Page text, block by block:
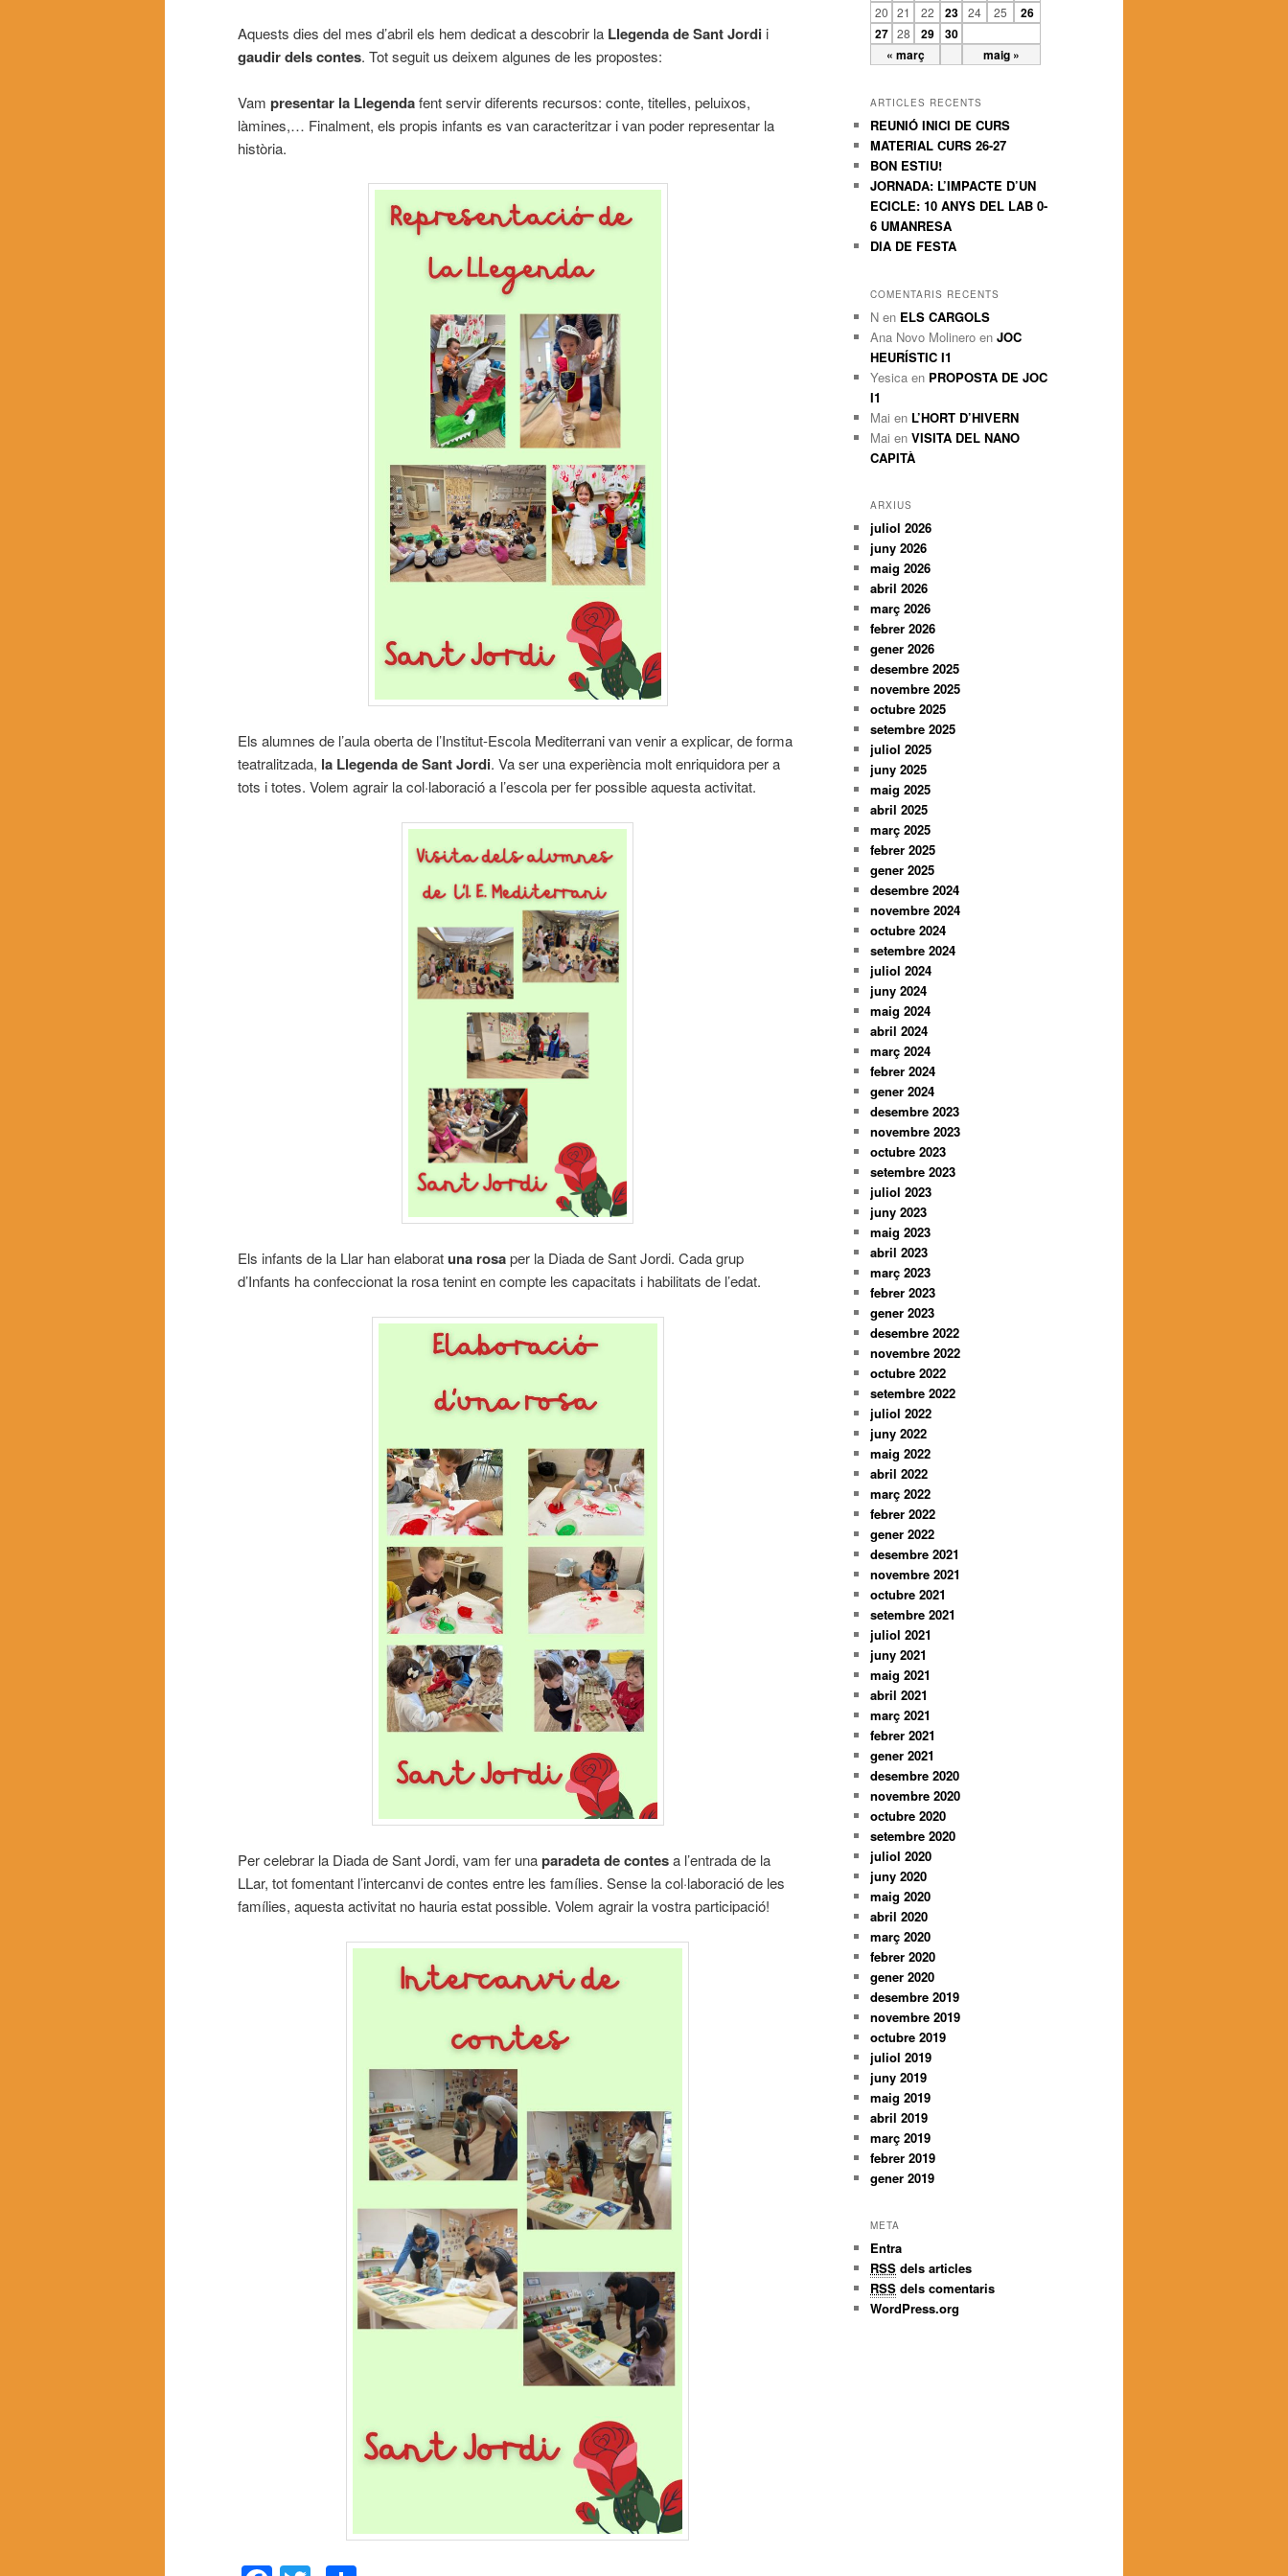
Aquests dies del mes d’abril els hem dedicat a descobrir la Llegenda de Sant Jordi i
gaudir dels contes. Tot seguit us deixem algunes de les propostes:
Vam presentar la Llegendafent servir diferents recursos: conte, titelles, peluixos,
làmines,… Finalment, els propis infants es van caracteritzar i van poder representar la
història.
Els alumnes de l’aula oberta de l’Institut-Escola Mediterrani van venir a explicar, de forma
teatralitzada, la Llegenda de Sant Jordi. Va ser una experiència molt enriquidora per a
tots i totes. Volem agrair la col·laboració a l’escola per fer possible aquesta activitat.
Els infants de la Llar han elaboratuna rosaper la Diada de Sant Jordi. Cada grup
d’Infants ha confeccionat la rosa tenint en compte les capacitats i habilitats de l’edat.
Per celebrar la Diada de Sant Jordi, vam fer unaparadeta de contesa l’entrada de la
LLar, tot fomentant l’intercanvi de contes entre les famílies. Sense la col·laboració de les
famílies, aquesta activitat no hauria estat possible. Volem agrair la vostra participació!
« març maig »
20 21 22 23 24 25
26
27 28 29 30
ARTICLES RECENTS
REUNIÓ INICI DE CURS
MATERIAL CURS 26-27
BON ESTIU!
JORNADA: L’IMPACTE D’UN
ECICLE: 10 ANYS DEL LAB 0-
6 UMANRESA
DIA DE FESTA
COMENTARIS RECENTS
N en ELS CARGOLS
Ana Novo Molinero en JOC
HEURÍSTIC I1
Yesica en PROPOSTA DE JOC
I1
Mai en L’HORT D’HIVERN
Mai en VISITA DEL NANO
CAPITÀ
ARXIUS
juliol 2026
juny 2026
maig 2026
abril 2026
març 2026
febrer 2026
gener 2026
desembre 2025
novembre 2025
octubre 2025
setembre 2025
juliol 2025
juny 2025
maig 2025
abril 2025
març 2025
febrer 2025
gener 2025
desembre 2024
novembre 2024
octubre 2024
setembre 2024
juliol 2024
juny 2024
maig 2024
abril 2024
març 2024
febrer 2024
gener 2024
desembre 2023
novembre 2023
octubre 2023
setembre 2023
juliol 2023
juny 2023
maig 2023
abril 2023
març 2023
febrer 2023
gener 2023
desembre 2022
novembre 2022
octubre 2022
setembre 2022
juliol 2022
juny 2022
maig 2022
abril 2022
març 2022
febrer 2022
gener 2022
desembre 2021
novembre 2021
octubre 2021
setembre 2021
juliol 2021
juny 2021
maig 2021
abril 2021
març 2021
febrer 2021
gener 2021
desembre 2020
novembre 2020
octubre 2020
setembre 2020
juliol 2020
juny 2020
maig 2020
abril 2020
març 2020
febrer 2020
gener 2020
desembre 2019
novembre 2019
octubre 2019
juliol 2019
juny 2019
maig 2019
abril 2019
març 2019
febrer 2019
gener 2019
META
Entra
RSS dels articles
RSS dels comentaris
WordPress.org